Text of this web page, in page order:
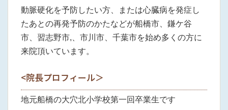
動脈硬化を予防したい方、または心臓病を発症し
たあとの再発予防のかたなどが船橋市、鎌ケ谷
市、習志野市,、市川市、千葉市を始め多くの方に
来院頂いています。
<院長プロフィール＞
地元船橋の大穴北小学校第一回卒業生です